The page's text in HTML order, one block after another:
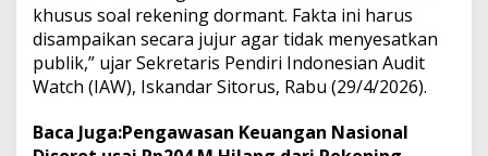
t
i
r
a
n
k
khusus soal rekening dormant. Fakta ini harus
disampaikan secara jujur agar tidak menyesatkan
publik,” ujar Sekretaris Pendiri Indonesian Audit
Watch (IAW), Iskandar Sitorus, Rabu (29/4/2026).
Baca Juga:Pengawasan Keuangan Nasional